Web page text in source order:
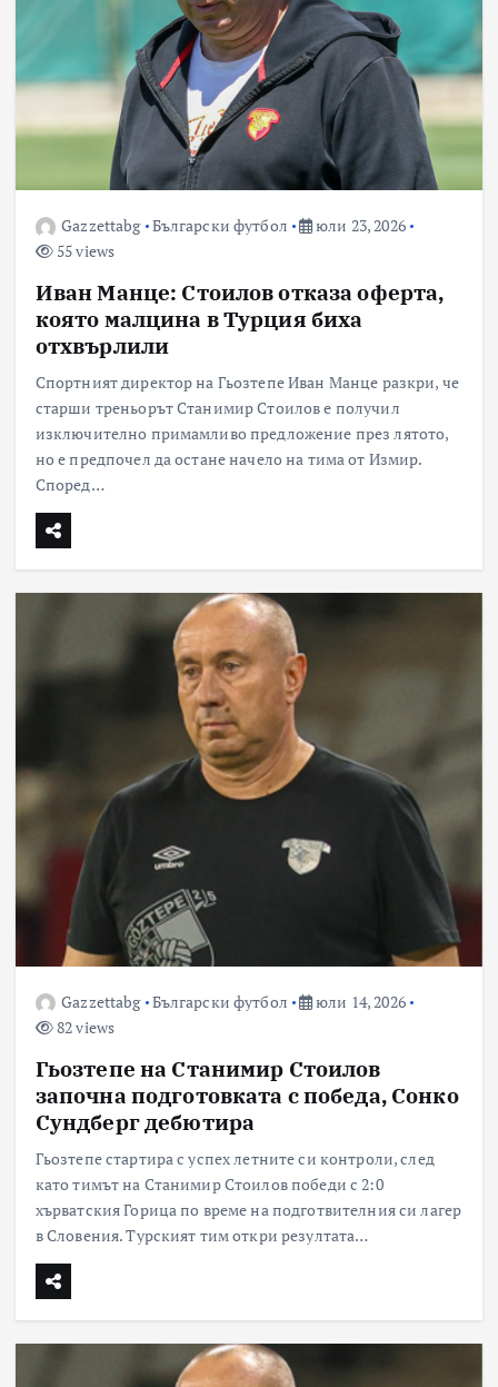
Gazzettabg Български футбол
юли 23, 2026
55 views
Иван Манце: Стоилов отказа оферта,
която малцина в Турция биха
отхвърлили
Спортният директор на Гьозтепе Иван Манце разкри, че
старши треньорът Станимир Стоилов е получил
изключително примамливо предложение през лятото,
но е предпочел да остане начело на тима от Измир.
Според…
Gazzettabg Български футбол
юли 14, 2026
82 views
Гьозтепе на Станимир Стоилов
започна подготовката с победа, Сонко
Сундберг дебютира
Гьозтепе стартира с успех летните си контроли, след
като тимът на Станимир Стоилов победи с 2:0
хърватския Горица по време на подготвителния си лагер
в Словения. Турският тим откри резултата…